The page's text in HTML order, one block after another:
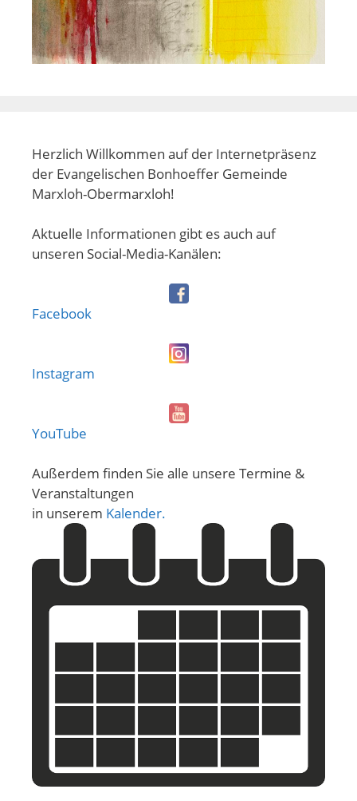
Herzlich Willkommen auf der Internetpräsenz
der Evangelischen Bonhoeffer Gemeinde
Marxloh-Obermarxloh!
Aktuelle Informationen gibt es auch auf
unseren Social-Media-Kanälen:
Facebook
Instagram
YouTube
Außerdem finden Sie alle unsere Termine &
Veranstaltungen
in unserem Kalender.